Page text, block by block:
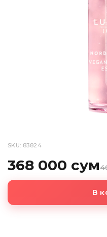
SKU: 83824
368 000 сум
В